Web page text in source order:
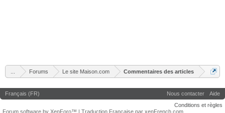
Forums Le site Maison.com Commentaires des articles
Français (FR) Nous contacter
Aide
Conditions et règles
Forum software by XenForo™ | Traduction Française par xenFrench.com.